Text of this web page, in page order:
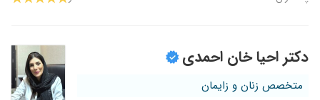
دکتر احیا خان احمدی
متخصص زنان و زایمان